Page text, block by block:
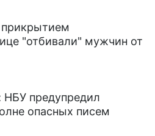
"отбивали" мужчин от
предупредил
опасных писем